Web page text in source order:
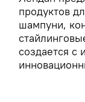
продуктов
шампуни,
создается с